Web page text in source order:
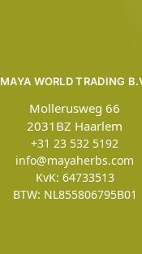
MAYA WORLD TRADING
Mollerusweg 66
2031BZ Haarlem
+31 23 532 5192
info@mayaherbs.com
KvK: 64733513
BTW: NL855806795B01